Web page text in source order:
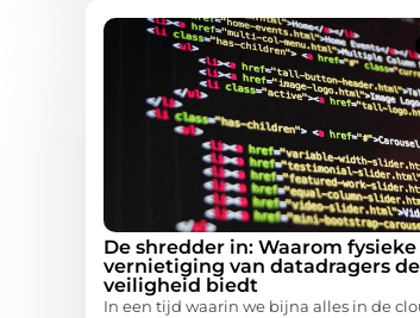
De shredder in: Waarom fysieke
vernietiging van datadragers
veiligheid biedt
In een tijd waarin we bijna alles in de